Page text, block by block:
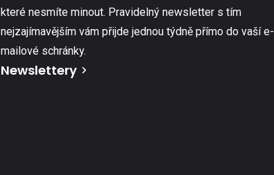
které nesmíte minout. Pravidelný newsletter s tím
nejzajímavějším vám přijde jednou týdně přímo do vaší e-
mailové schránky.
Newslettery